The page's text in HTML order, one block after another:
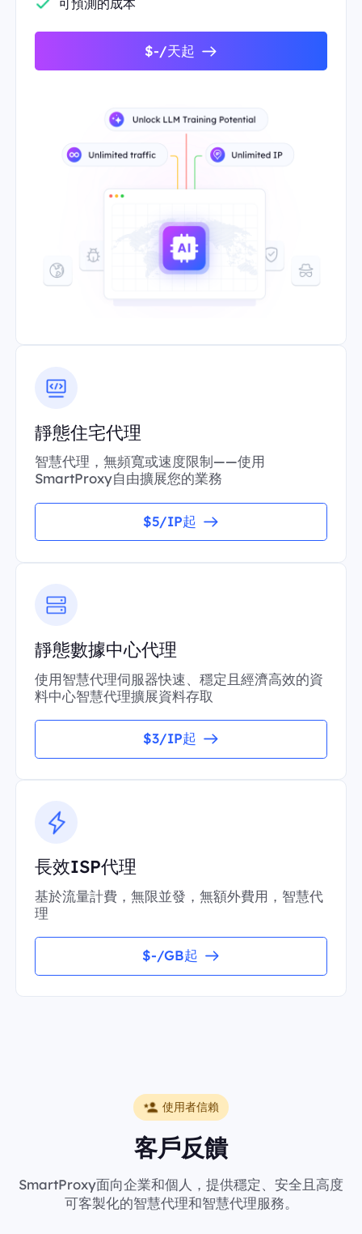
可預測的成本
$-/天起
靜態住宅代理
智慧代理，無頻寬或速度限制——使用
SmartProxy自由擴展您的業務
$5/IP起
靜態數據中心代理
使用智慧代理伺服器快速、穩定且經濟高效的資
料中心智慧代理擴展資料存取
$3/IP起
長效ISP代理
基於流量計費，無限並發，無額外費用，智慧代
理
$-/GB起
使用者信賴
客戶反饋
SmartProxy面向企業和個人，提供穩定、安全且高度
可客製化的智慧代理和智慧代理服務。